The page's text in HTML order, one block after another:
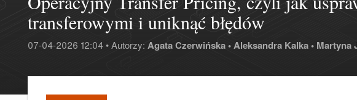
transferowymi i uniknąć błędów
07-04-2026 12:04 • Autorzy: Agata Czerwińska •Aleksandra Kalka • Martyna